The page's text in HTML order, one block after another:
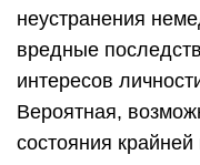
неустранения
вредные
интересов
Вероятная,
состояния